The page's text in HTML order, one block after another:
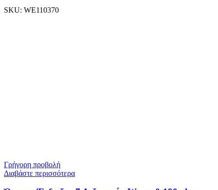
SKU: WE110370
Γρήγορη προβολή
Διαβάστε περισσότερα